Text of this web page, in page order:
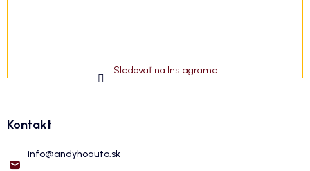
Sledovať na Instagrame
Kontakt
info@andyhoauto.sk